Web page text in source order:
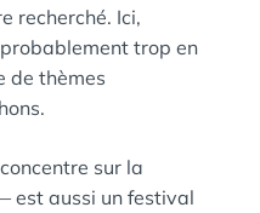
recherché. Ici,
trop en
de thèmes
sur la
est aussi un festival